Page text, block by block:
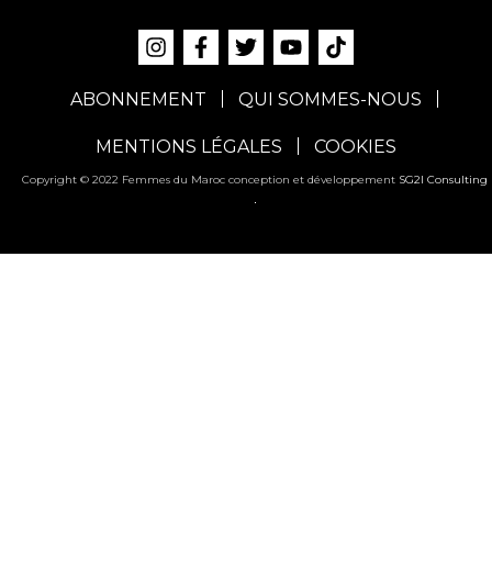
ABONNEMENT QUI SOMMES-NOUS
MENTIONS LÉGALES COOKIES
Copyright © 2022 Femmes du Maroc conception et développement SG2I Consulting